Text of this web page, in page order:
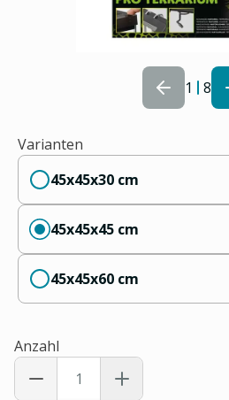
1 8
Varianten
45x45x30 cm
45x45x45 cm
45x45x60 cm
Anzahl